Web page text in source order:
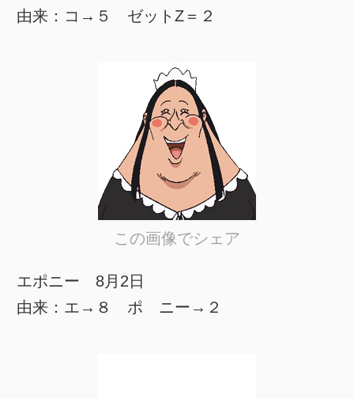
由来：コ→５ ゼットZ＝２
この画像でシェア
エポニー 8月2日
由来：エ→８ ポ ニー→２